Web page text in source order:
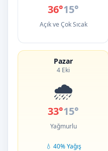
36°15°
Açık ve Çok Sıcak
Pazar
4 Eki
🌧️
33°15°
Yağmurlu
💧 40% Yağış